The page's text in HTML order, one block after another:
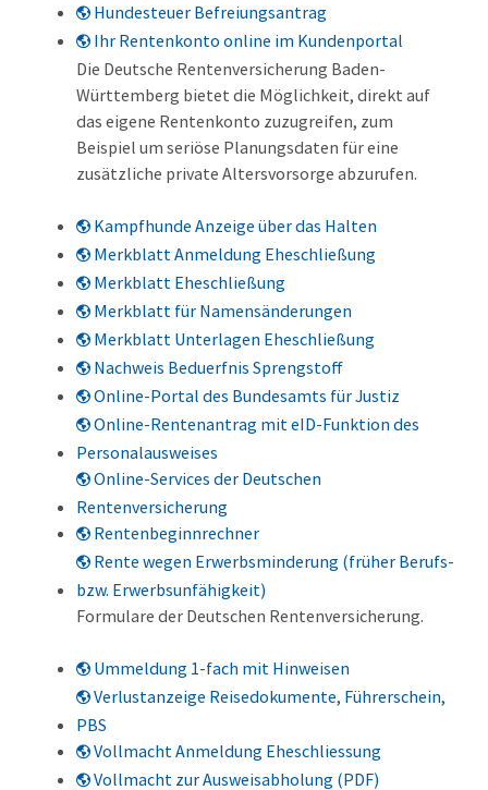
Hundesteuer Befreiungsantrag
Ihr Rentenkonto online im Kundenportal
Die Deutsche Rentenversicherung Baden-
Württemberg bietet die Möglichkeit, direkt auf
das eigene Rentenkonto zuzugreifen, zum
Beispiel um seriöse Planungsdaten für eine
zusätzliche private Altersvorsorge abzurufen.
Kampfhunde Anzeige über das Halten
Merkblatt Anmeldung Eheschließung
Merkblatt Eheschließung
Merkblatt für Namensänderungen
Merkblatt Unterlagen Eheschließung
Nachweis Beduerfnis Sprengstoff
Online-Portal des Bundesamts für Justiz
Online-Rentenantrag mit eID-Funktion des
Personalausweises
Online-Services der Deutschen
Rentenversicherung
Rentenbeginnrechner
Rente wegen Erwerbsminderung (früher Berufs-
bzw. Erwerbsunfähigkeit)
Formulare der Deutschen Rentenversicherung.
Ummeldung 1-fach mit Hinweisen
Verlustanzeige Reisedokumente, Führerschein,
PBS
Vollmacht Anmeldung Eheschliessung
Vollmacht zur Ausweisabholung (PDF)